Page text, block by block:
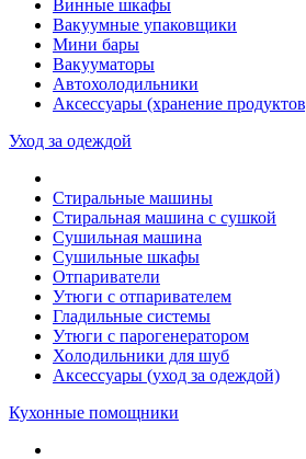
Винные шкафы
Вакуумные упаковщики
Мини бары
Вакууматоры
Автохолодильники
Аксессуары (хранение
Уход за одеждой
Стиральные машины
Стиральная машина с сушкой
Сушильная машина
Сушильные шкафы
Отпариватели
Утюги с отпаривателем
Гладильные системы
Утюги с парогенератором
Холодильники для шуб
Аксессуары (уход за одеждой)
Кухонные помощники